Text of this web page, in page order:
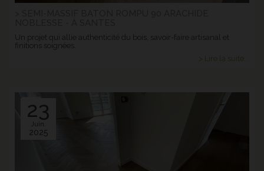
Un projet qui allie authenticité du bois, savoir-faire artisanal et
finitions soignées.
> Lire la suite...
23
Juin.
2025